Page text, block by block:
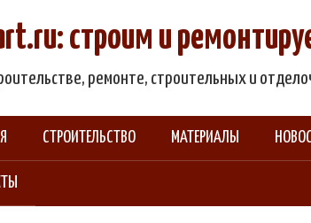
строим и
ремонте, строительных и
СТРОИТЕЛЬСТВО МАТЕРИАЛЫ